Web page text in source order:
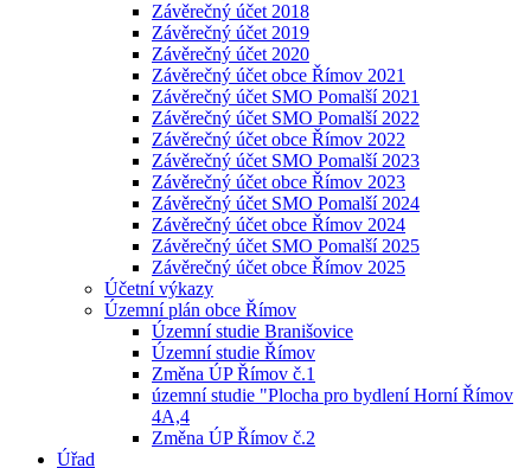
Závěrečný účet 2018
Závěrečný účet 2019
Závěrečný účet 2020
Závěrečný účet obce Římov 2021
Závěrečný účet SMO Pomalší 2021
Závěrečný účet SMO Pomalší 2022
Závěrečný účet obce Římov 2022
Závěrečný účet SMO Pomalší 2023
Závěrečný účet obce Římov 2023
Závěrečný účet SMO Pomalší 2024
Závěrečný účet obce Římov 2024
Závěrečný účet SMO Pomalší 2025
Závěrečný účet obce Římov 2025
Účetní výkazy
Územní plán obce Římov
Územní studie Branišovice
Územní studie Římov
Změna ÚP Římov č.1
územní studie "Plocha pro bydlení Horní Římov
4A,4
Změna ÚP Římov č.2
Úřad